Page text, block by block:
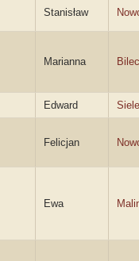
Stanisław
Marianna
Edward
Felicjan
Ewa